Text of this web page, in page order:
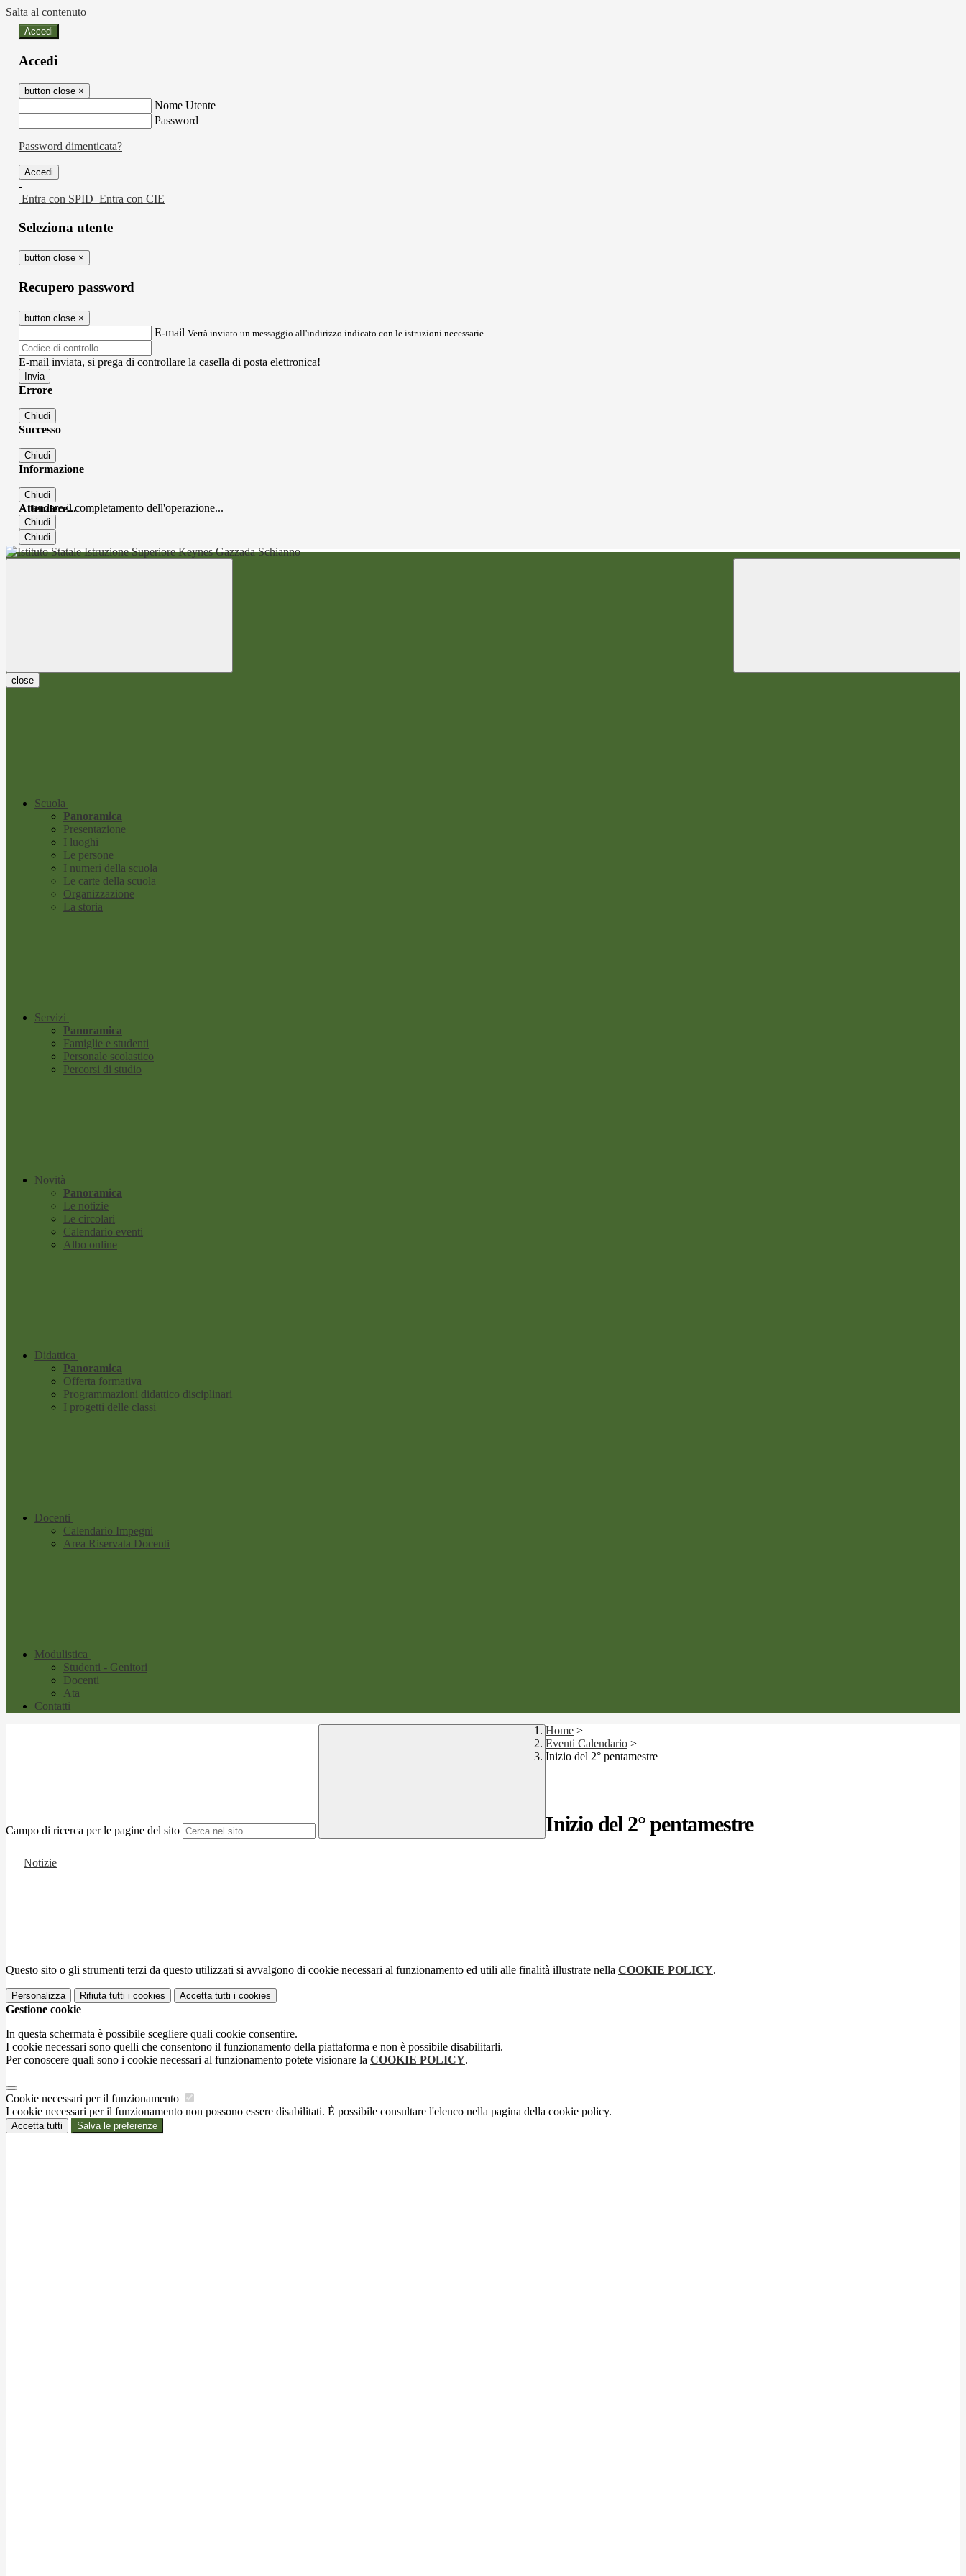
Salta al contenuto
Accedi
Accedi
button close ×
Nome Utente
Password
Password dimenticata?
-
Entra con SPID Entra con CIE
Seleziona utente
button close ×
Recupero password
button close ×
E-mail Verrà inviato un messaggio all'indirizzo indicato con le istruzioni necessarie.
E-mail inviata, si prega di controllare la casella di posta elettronica!
Errore
Chiudi
Successo
Chiudi
Informazione
Chiudi
Attendere...
Attendere il completamento dell'operazione...
Chiudi
Chiudi
close
Scuola
Panoramica
Presentazione
I luoghi
Le persone
I numeri della scuola
Le carte della scuola
Organizzazione
La storia
Servizi
Panoramica
Famiglie e studenti
Personale scolastico
Percorsi di studio
Novità
Panoramica
Le notizie
Le circolari
Calendario eventi
Albo online
Didattica
Panoramica
Offerta formativa
Programmazioni didattico disciplinari
I progetti delle classi
Docenti
Calendario Impegni
Area Riservata Docenti
Modulistica
Studenti - Genitori
Docenti
Ata
Contatti
Campo di ricerca per le pagine del sito
Home >
Eventi Calendario >
Inizio del 2° pentamestre
Inizio del 2° pentamestre
Notizie
Questo sito o gli strumenti terzi da questo utilizzati si avvalgono di cookie necessari al funzionamento ed utili alle finalità illustrate nella COOKIE POLICY.
Personalizza Rifiuta tutti i cookies Accetta tutti i cookies
Gestione cookie
In questa schermata è possibile scegliere quali cookie consentire.
I cookie necessari sono quelli che consentono il funzionamento della piattaforma e non è possibile disabilitarli.
Per conoscere quali sono i cookie necessari al funzionamento potete visionare la COOKIE POLICY.
Cookie necessari per il funzionamento
I cookie necessari per il funzionamento non possono essere disabilitati. È possibile consultare l'elenco nella pagina della cookie policy.
Accetta tutti Salva le preferenze